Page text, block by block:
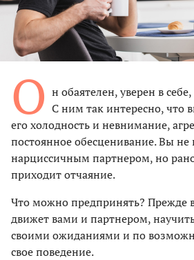
О н обаятелен, уверен в
С ним так интересно, что
его холодность и невнимание,
постоянное обесценивание. Вы не
нарциссичным партнером, но
приходит отчаяние.
Что можно предпринять? Прежде
движет вами и партнером,
своими ожиданиями и по
свое поведение.